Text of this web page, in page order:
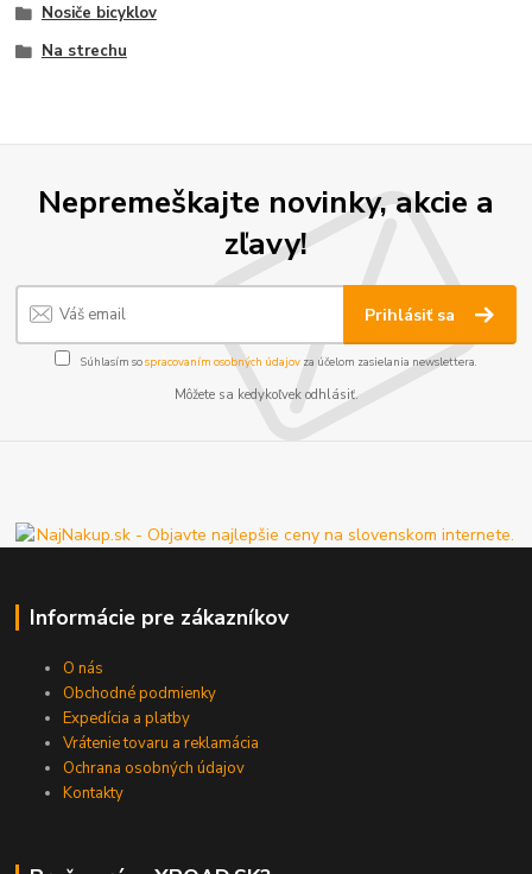
Nosiče bicyklov
Na strechu
Nepremeškajte novinky, akcie a
zľavy!
Prihlásiť sa
Súhlasím sospracovaním osobných údajov za účelom zasielania newslettera.
Môžete sa kedykoľvek odhlásiť.
Informácie pre zákazníkov
O nás
Obchodné podmienky
Expedícia a platby
Vrátenie tovaru a reklamácia
Ochrana osobných údajov
Kontakty